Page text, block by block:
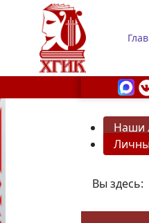
Наши
Вы здесь: